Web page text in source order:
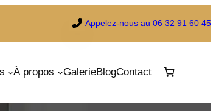
Appelez-nous au 06 32 91 60 45
À propos GalerieBlogContact